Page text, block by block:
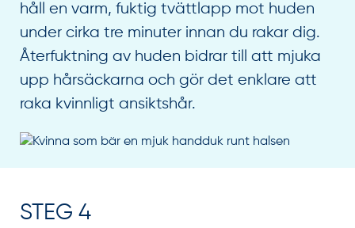
håll en varm, fuktig tvättlapp mot huden
under cirka tre minuter innan du rakar dig.
Återfuktning av huden bidrar till att mjuka
upp hårsäckarna och gör det enklare att
raka kvinnligt ansiktshår.
STEG 4